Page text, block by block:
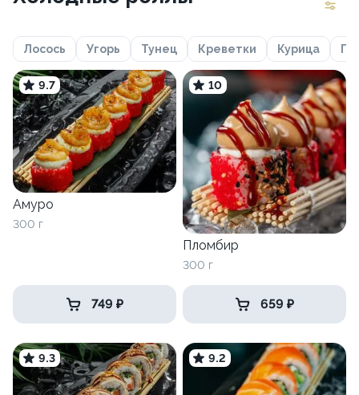
Лосось Угорь Тунец Креветки Курица
9.7
Амуро
300 г
749 ₽
10
Пломбир
300 г
659 ₽
9.3 9.2